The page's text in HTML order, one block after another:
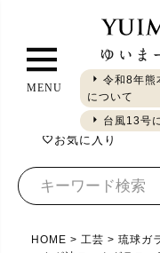
MENU
令和8年熊
について
台風13号
やちむん
お気に入り
HOME 工芸
琉球ガ